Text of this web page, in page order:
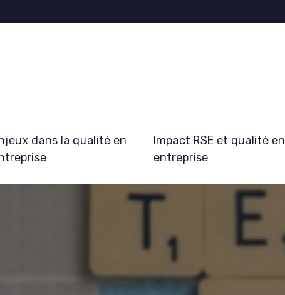
dans la qualité en
Impact RSE et qualité en
entreprise